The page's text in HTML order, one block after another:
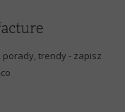
trendy - zapisz